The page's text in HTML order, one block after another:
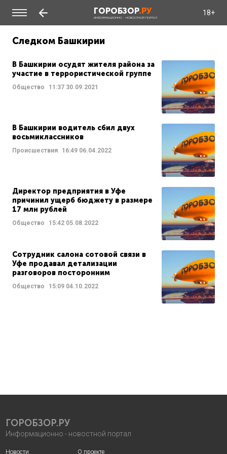
ГОРОБЗОР.РУ
ИНФОРМАЦИОННО - НОВОСТНОЙ ПОРТАЛ
18+
Следком Башкирии
В Башкирии осудят жителя района за
участие в террористической группе
Общество 11:37 30.09.2021
В Башкирии водитель сбил двух
восьмиклассников
Происшествия 16:49 06.04.2022
Директор предприятия в Уфе
причинил ущерб бюджету в размере
17 млн рублей
Общество 15:42 05.08.2022
Сотрудник салона сотовой связи в
Уфе продавал детализации
разговоров посторонним
Общество 15:09 04.10.2022
ГОРОБЗОР.РУ
Информационно - новостной портал
Новости О проекте